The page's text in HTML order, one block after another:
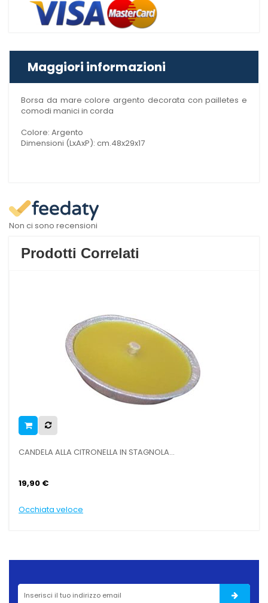
Maggiori informazioni
Borsa da mare colore argento decorata con pailletes e
comodi manici in corda
Colore: Argento
Dimensioni (LxAxP): cm.48x29x17
Non ci sono recensioni
Prodotti Correlati
CANDELA ALLA CITRONELLA IN STAGNOLA...
19,90 €
Occhiata veloce